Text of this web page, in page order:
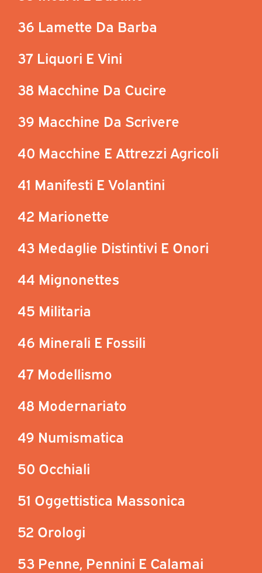
36 Lamette Da Barba
37 Liquori E Vini
38 Macchine Da Cucire
39 Macchine Da Scrivere
40 Macchine E Attrezzi Agricoli
41 Manifesti E Volantini
42 Marionette
43 Medaglie Distintivi E Onori
44 Mignonettes
45 Militaria
46 Minerali E Fossili
47 Modellismo
48 Modernariato
49 Numismatica
50 Occhiali
51 Oggettistica Massonica
52 Orologi
53 Penne, Pennini E Calamai